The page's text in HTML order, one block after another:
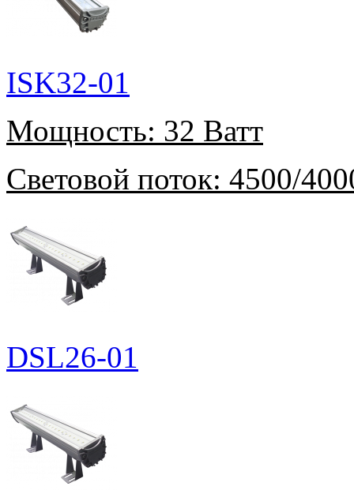
ISK32-01
Мощность: 32 Ватт
Световой поток: 4500/
DSL26-01